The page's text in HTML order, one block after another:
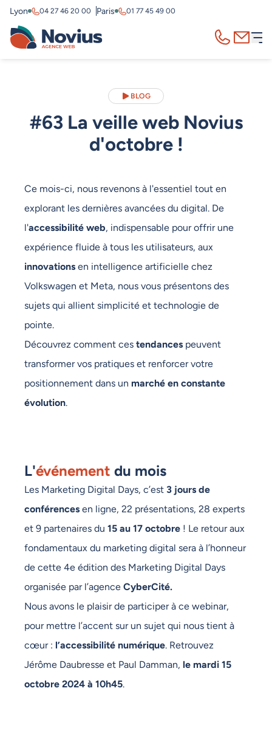
Lyon 04 27 46 20 00 Paris 01 77 45 49 00
BLOG
#63 La veille web Novius
d'octobre !
Ce mois-ci, nous revenons à l'essentiel tout en
explorant les dernières avancées du digital. De
l'accessibilité web, indispensable pour offrir une
expérience fluide à tous les utilisateurs, aux
innovations en intelligence artificielle chez
Volkswagen et Meta, nous vous présentons des
sujets qui allient simplicité et technologie de
pointe.
Découvrez comment ces tendances peuvent
transformer vos pratiques et renforcer votre
positionnement dans un marché en constante
évolution.
L'événement du mois
Les Marketing Digital Days, c’est 3 jours de
conférences en ligne, 22 présentations, 28 experts
et 9 partenaires du 15 au 17 octobre ! Le retour aux
fondamentaux du marketing digital sera à l’honneur
de cette 4e édition des Marketing Digital Days
organisée par l’agence CyberCité.
Nous avons le plaisir de participer à ce webinar,
pour mettre l’accent sur un sujet qui nous tient à
cœur : l’accessibilité numérique. Retrouvez
Jérôme Daubresse et Paul Damman, le mardi 15
octobre 2024 à 10h45.